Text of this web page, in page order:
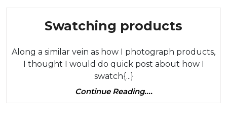
(un
per
Category
Swatching products
Along a similar vein as how I photograph products,
I thought I would do quick post about how I
swatch{...}
Continue Reading....Continue